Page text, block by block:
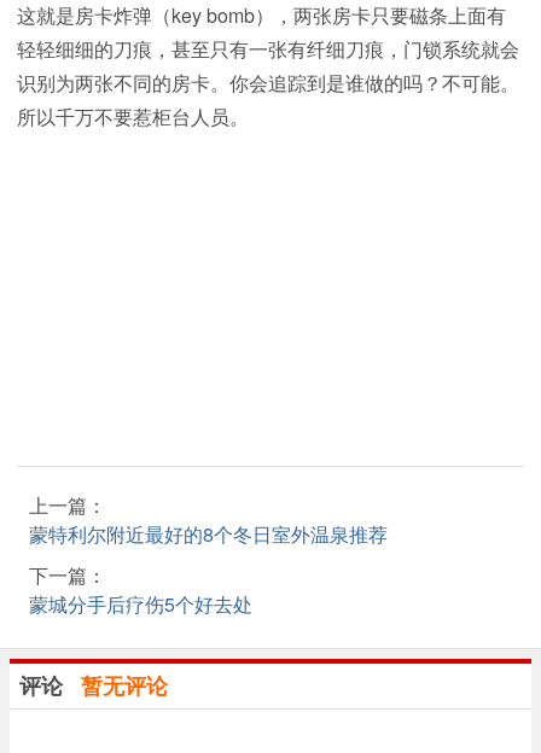
这就是房卡炸弹（key bomb），两张房卡只要磁条上面有
轻轻细细的刀痕，甚至只有一张有纤细刀痕，门锁系统就会
识别为两张不同的房卡。你会追踪到是谁做的吗？不可能。
所以千万不要惹柜台人员。
上一篇：
蒙特利尔附近最好的8个冬日室外温泉推荐
下一篇：
蒙城分手后疗伤5个好去处
评论 暂无评论